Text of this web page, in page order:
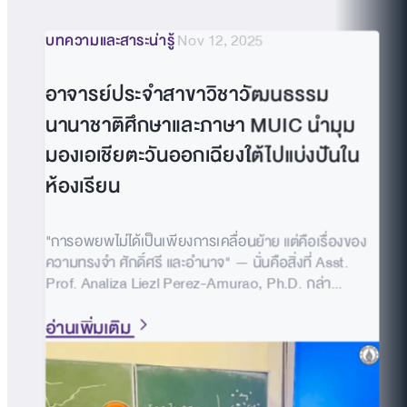
บทความและสาระน่ารู้Nov 12, 2025
อาจารย์ประจำสาขาวิชาวัฒนธรรม
นานาชาติศึกษาและภาษา MUIC นำมุม
มองเอเชียตะวันออกเฉียงใต้ไปแบ่งปันใน
ห้องเรียน
"การอพยพไม่ได้เป็นเพียงการเคลื่อนย้าย แต่คือเรื่องของ
ความทรงจำ ศักดิ์ศรี และอำนาจ" — นั่นคือสิ่งที่ Asst.
Prof. Analiza Liezl Perez-Amurao, Ph.D. กล่า...
อ่านเพิ่มเติม